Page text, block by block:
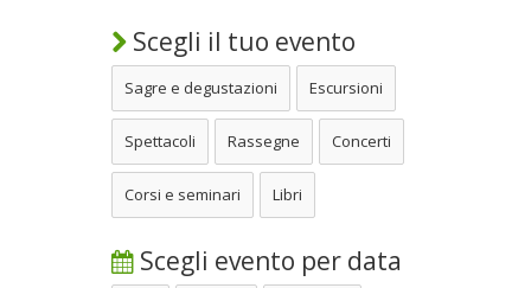
Scegli il tuo evento
Sagre e degustazioni Escursioni
Spettacoli Rassegne Concerti
Corsi e seminari Libri
Scegli evento per data